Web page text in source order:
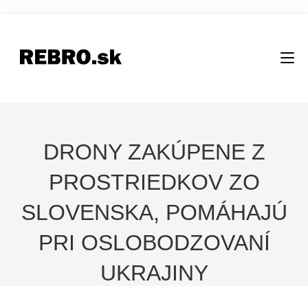
DRONY ZAKÚPENE Z
PROSTRIEDKOV ZO
SLOVENSKA, POMÁHAJÚ
PRI OSLOBODZOVANÍ
UKRAJINY